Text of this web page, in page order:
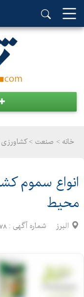
خانه > صنعت >
انواع سموم
محیط
البرز شماره آگهی :